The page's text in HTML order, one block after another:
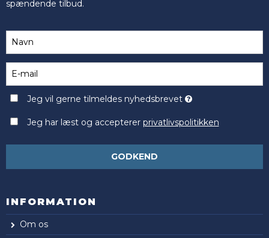
spændende tilbud.
Jeg vil gerne tilmeldes nyhedsbrevet
Jeg har læst og accepterer privatlivspolitikken
GODKEND
INFORMATION
Om os